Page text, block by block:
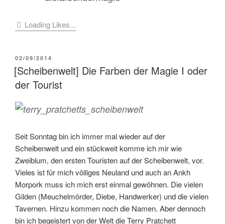
Loading Likes...
VERÖFFENTLICHT
AM
02/09/2014
[Scheibenwelt] Die Farben der Magie I oder
der Tourist
Seit Sonntag bin ich immer mal wieder auf der
Scheibenwelt und ein stückweit komme ich mir wie
Zweiblum, den ersten Touristen auf der Scheibenwelt, vor.
Vieles ist für mich völliges Neuland und auch an Ankh
Morpork muss ich mich erst einmal gewöhnen. Die vielen
Gilden (Meuchelmörder, Diebe, Handwerker) und die vielen
Tavernen. Hinzu kommen noch die Namen. Aber dennoch
bin ich begeistert von der Welt die Terry Pratchett